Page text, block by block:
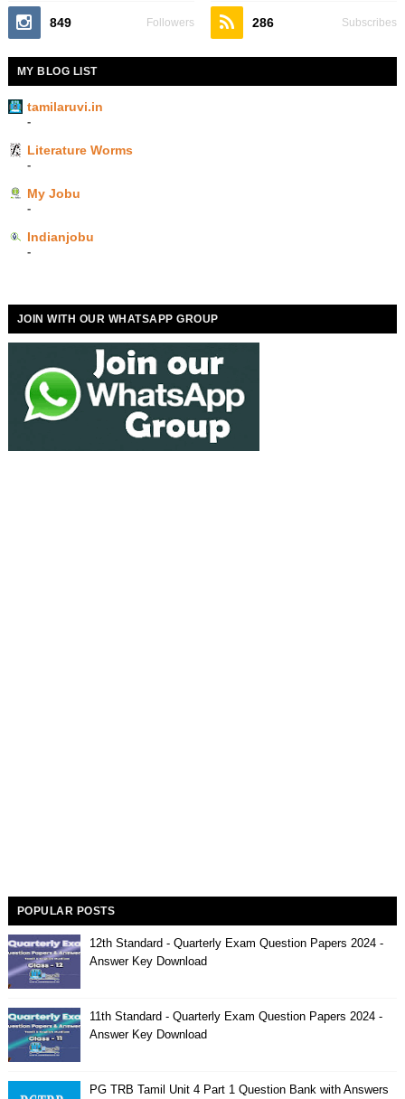
849 Followers 286 Subscribes
MY BLOG LIST
tamilaruvi.in
-
Literature Worms
-
My Jobu
-
Indianjobu
-
JOIN WITH OUR WHATSAPP GROUP
POPULAR POSTS
12th Standard - Quarterly Exam Question Papers 2024 -
Answer Key Download
11th Standard - Quarterly Exam Question Papers 2024 -
Answer Key Download
PG TRB Tamil Unit 4 Part 1 Question Bank with Answers